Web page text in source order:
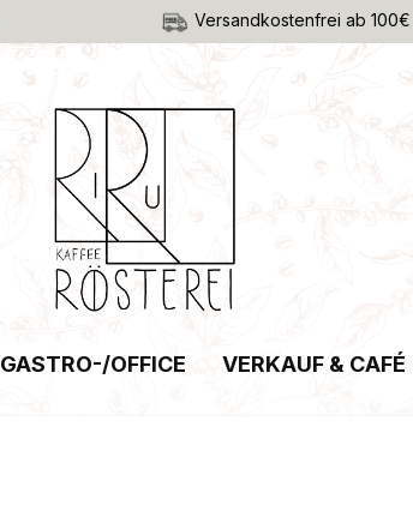
Versandkostenfrei ab 100€
GASTRO-/OFFICE VERKAUF & CAFÉ